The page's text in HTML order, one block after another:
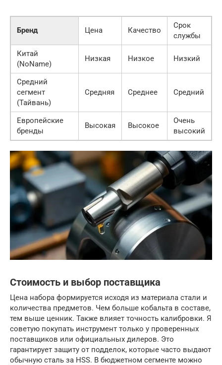
Бренд Цена Качество
Срок
службы
Китай
(NoName)
Низкая Низкое Низкий
Средний
сегмент
(Тайвань)
Средняя Среднее Средний
Европейские
бренды
Высокая Высокое
Очень
высокий
Стоимость и выбор поставщика
Цена набора формируется исходя из материала стали и
количества предметов. Чем больше кобальта в составе,
тем выше ценник. Также влияет точность калибровки. Я
советую покупать инструмент только у проверенных
поставщиков или официальных дилеров. Это
гарантирует защиту от подделок, которые часто выдают
обычную сталь за HSS. В бюджетном сегменте можно